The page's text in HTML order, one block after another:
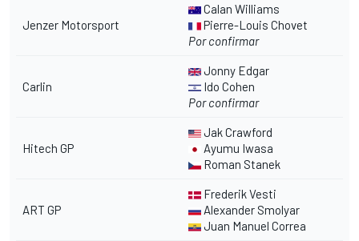
Jenzer Motorsport
Calan Williams
Pierre-Louis Chovet
Por confirmar
Carlin
Jonny Edgar
Ido Cohen
Por confirmar
Hitech GP
Jak Crawford
Ayumu Iwasa
Roman Stanek
ART GP
Frederik Vesti
Alexander Smolyar
Juan Manuel Correa